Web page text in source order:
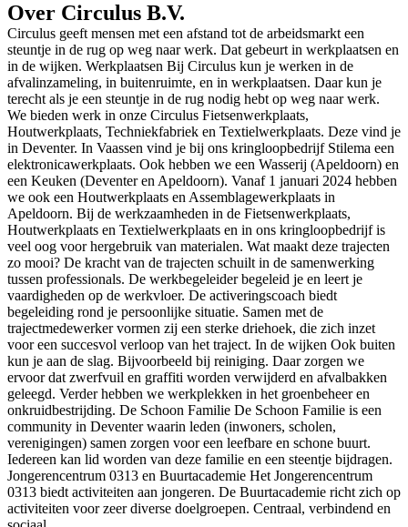
Over Circulus B.V.
Circulus geeft mensen met een afstand tot de arbeidsmarkt een
steuntje in de rug op weg naar werk. Dat gebeurt in werkplaatsen en
in de wijken. Werkplaatsen Bij Circulus kun je werken in de
afvalinzameling, in buitenruimte, en in werkplaatsen. Daar kun je
terecht als je een steuntje in de rug nodig hebt op weg naar werk.
We bieden werk in onze Circulus Fietsenwerkplaats,
Houtwerkplaats, Techniekfabriek en Textielwerkplaats. Deze vind je
in Deventer. In Vaassen vind je bij ons kringloopbedrijf Stilema een
elektronicawerkplaats. Ook hebben we een Wasserij (Apeldoorn) en
een Keuken (Deventer en Apeldoorn). Vanaf 1 januari 2024 hebben
we ook een Houtwerkplaats en Assemblagewerkplaats in
Apeldoorn. Bij de werkzaamheden in de Fietsenwerkplaats,
Houtwerkplaats en Textielwerkplaats en in ons kringloopbedrijf is
veel oog voor hergebruik van materialen. Wat maakt deze trajecten
zo mooi? De kracht van de trajecten schuilt in de samenwerking
tussen professionals. De werkbegeleider begeleid je en leert je
vaardigheden op de werkvloer. De activeringscoach biedt
begeleiding rond je persoonlijke situatie. Samen met de
trajectmedewerker vormen zij een sterke driehoek, die zich inzet
voor een succesvol verloop van het traject. In de wijken Ook buiten
kun je aan de slag. Bijvoorbeeld bij reiniging. Daar zorgen we
ervoor dat zwerfvuil en graffiti worden verwijderd en afvalbakken
geleegd. Verder hebben we werkplekken in het groenbeheer en
onkruidbestrijding. De Schoon Familie De Schoon Familie is een
community in Deventer waarin leden (inwoners, scholen,
verenigingen) samen zorgen voor een leefbare en schone buurt.
Iedereen kan lid worden van deze familie en een steentje bijdragen.
Jongerencentrum 0313 en Buurtacademie Het Jongerencentrum
0313 biedt activiteiten aan jongeren. De Buurtacademie richt zich op
activiteiten voor zeer diverse doelgroepen. Centraal, verbindend en